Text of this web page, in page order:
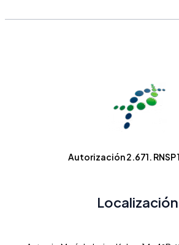
Autorización 2.671. RNSP
Localización